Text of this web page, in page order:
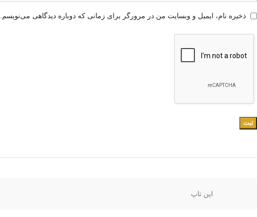
ذخیره نام، ایمیل و وبسایت من در مرورگر برای زمانی که دوباره دیدگاهی می‌نویسم.
اپن تاپ